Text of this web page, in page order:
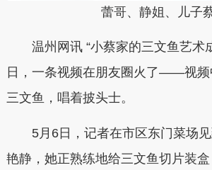
蕾哥、静姐、儿子
温州网讯 “小蔡家的三文鱼艺术
日，一条视频在朋友圈火了——视频
三文鱼，唱着披头士。
5月6日，记者在市区东门菜场见
艳静，她正熟练地给三文鱼切片装